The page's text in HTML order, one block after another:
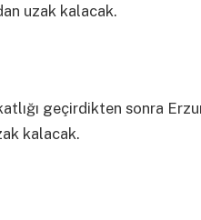
uzak kalacak.
geçirdikten sonra
kalacak.